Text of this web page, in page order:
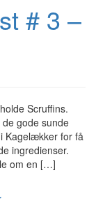
# 3 –
Scruffins.
gode sunde
Kagelækker for få
ingredienser.
om en […]